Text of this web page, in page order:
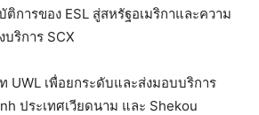
การของ ESL สู่สหรัฐอเมริกาและความ
บริการ SCX
UWL เพื่อยกระดับและส่งมอบบริการ
ประเทศเวียดนาม และ Shekou